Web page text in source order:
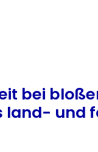
bei
land-